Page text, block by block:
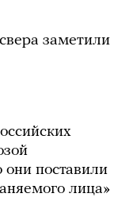
заметили
они поставили
лица»